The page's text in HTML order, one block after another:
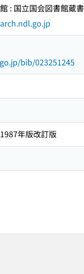
: 国立国会図書館蔵書
bib/023251245
年版改訂版